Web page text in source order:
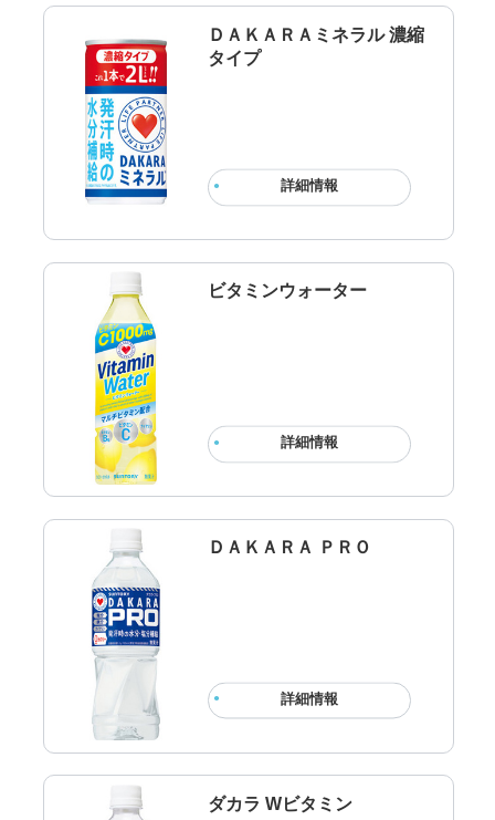
ＤＡＫＡＲＡミネラル 濃縮
タイプ
詳細情報
ビタミンウォーター
詳細情報
ＤＡＫＡＲＡ ＰＲＯ
詳細情報
ダカラ Wビタミン